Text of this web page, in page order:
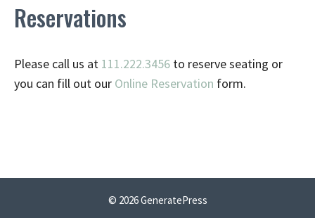
Reservations
Please call us at 111.222.3456 to reserve seating or
you can fill out our Online Reservation form.
© 2026 GeneratePress